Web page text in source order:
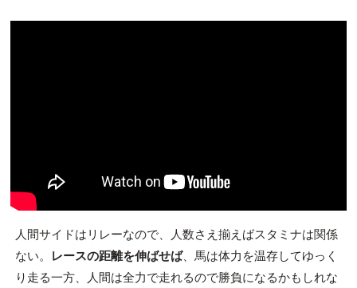
人間サイドはリレーなので、人数さえ揃えばスタミナは関係
ない。
レースの距離を伸ばせば、馬は体力を温存してゆっく
り走る一方、人間は全力で走れるので勝負になるかもしれな